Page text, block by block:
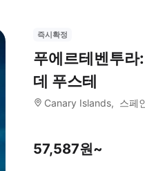
즉시확정
푸에르테벤투라
데 푸스테
Canary Islands 스페
57,587원~